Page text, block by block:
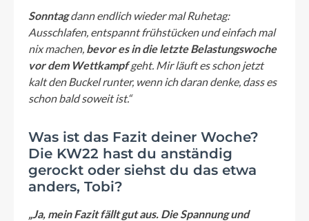
Sonntagdann endlich wieder mal Ruhetag:
Ausschlafen, entspannt frühstücken und einfach mal
nix machen, bevor es in die letzte Belastungswoche
vor dem Wettkampfgeht. Mir läuft es schon jetzt
kalt den Buckel runter, wenn ich daran denke, dass es
schon bald soweit ist.“
Was ist das Fazit deiner Woche?
Die KW22 hast du anständig
gerockt oder siehst du das etwa
anders, Tobi?
„Ja, mein Fazit fällt gut aus. Die Spannung und